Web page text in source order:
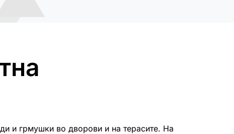
и грмушки во дворови и на терасите. На